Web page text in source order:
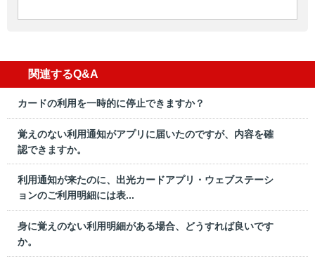
関連するQ&A
カードの利用を一時的に停止できますか？
覚えのない利用通知がアプリに届いたのですが、内容を確
認できますか。
利用通知が来たのに、出光カードアプリ・ウェブステーシ
ョンのご利用明細には表...
身に覚えのない利用明細がある場合、どうすれば良いです
か。